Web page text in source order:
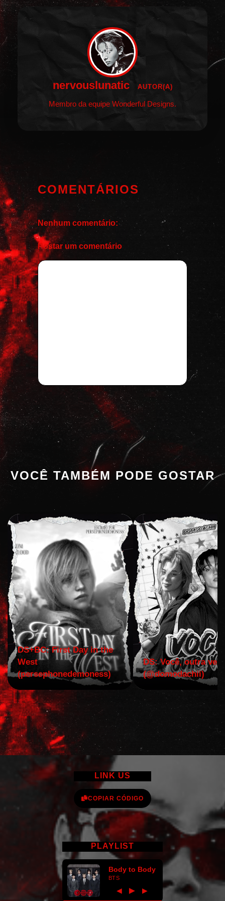
nervouslunatic AUTOR(A)
Membro da equipe Wonderful Designs.
COMENTÁRIOS
Nenhum comentário:
Postar um comentário
VOCÊ TAMBÉM PODE GOSTAR
DS+BC: First Day in the
West
(persephonedemoness)
DS: Você, outra vez!
(@domodachii)
LINK US
COPIAR CÓDIGO
PLAYLIST
Body to Body
BTS
◀ ► ▶